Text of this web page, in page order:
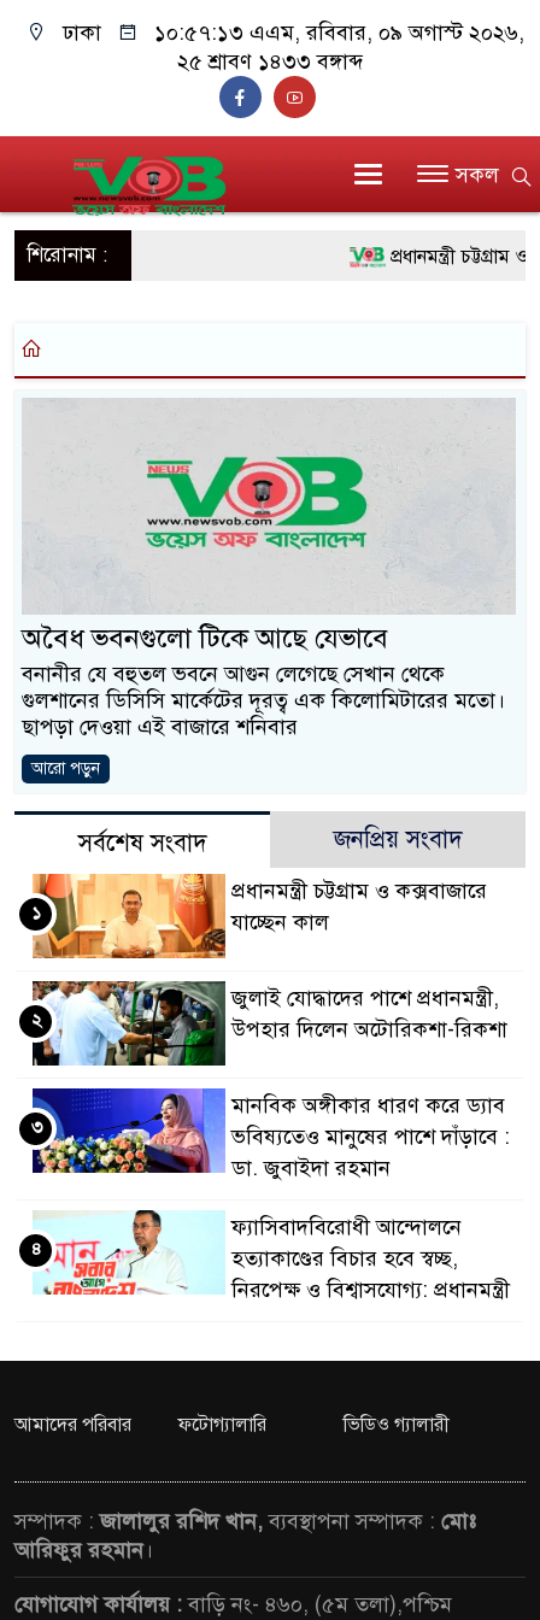
ঢাকা ১০:৫৭:১৩ এএম, রবিবার, ০৯ অগাস্ট ২০২৬,
২৫ শ্রাবণ ১৪৩৩ বঙ্গাব্দ
সকল
শিরোনাম : প্রধানমন্ত্রী চট্টগ্রাম
দাঁড়াবে : ডা. জুবাইদা
ও বিশ্বাসযোগ্য: প্রধানমন্ত্রী
মাননীয় প্রধানমন্ত্রী,
সিল-স্বাক্ষর জালিয়াতি
উদ্ধার
প্রধানমন্ত্রী
মিরপুর মডেল থানার
থানা পুলিশ
নেতৃত্ব ও গণতন্ত্রের
অবৈধ ভবনগুলো টিকে আছে যেভাবে
বনানীর যে বহুতল ভবনে আগুন লেগেছে সেখান থেকে
গুলশানের ডিসিসি মার্কেটের দূরত্ব এক কিলোমিটারের মতো।
ছাপড়া দেওয়া এই বাজারে শনিবার
আরো পড়ুন
সর্বশেষ সংবাদ জনপ্রিয় সংবাদ
প্রধানমন্ত্রী চট্টগ্রাম ও কক্সবাজারে
যাচ্ছেন কাল
১
জুলাই যোদ্ধাদের পাশে প্রধানমন্ত্রী,
উপহার দিলেন অটোরিকশা-রিকশা
২
মানবিক অঙ্গীকার ধারণ করে ড্যাব
ভবিষ্যতেও মানুষের পাশে দাঁড়াবে :
ডা. জুবাইদা রহমান
৩
ফ্যাসিবাদবিরোধী আন্দোলনে
হত্যাকাণ্ডের বিচার হবে স্বচ্ছ,
নিরপেক্ষ ও বিশ্বাসযোগ্য: প্রধানমন্ত্রী
৪
সিল-স্বাক্ষর জালিয়াতি চক্রের পাঁচ
জুলাই আন্দোলন সফল হয়েছে :
৬
আমাদের পরিবার ফটোগ্যালারি ভিডিও গ্যালারী
সম্পাদক :জালালুর রশিদ খান,ব্যবস্থাপনা সম্পাদক : মোঃ
আরিফুর রহমান।
যোগাযোগ কার্যালয় :বাড়ি নং- ৪৬০, (৫ম তলা),পশ্চিম